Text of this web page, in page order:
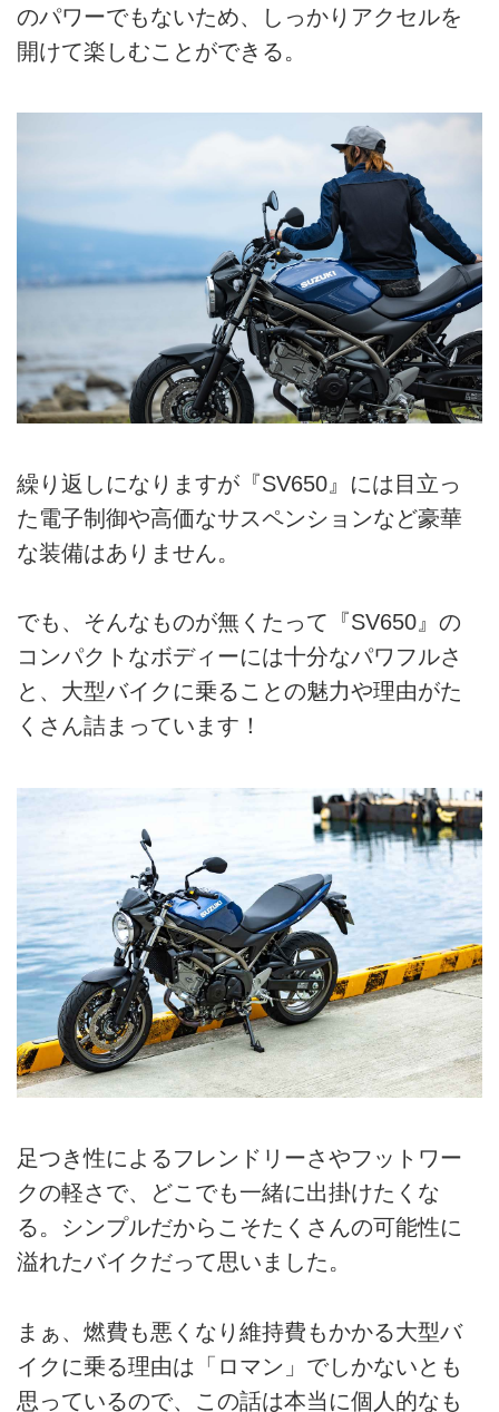
のパワーでもないため、しっかりアクセルを
開けて楽しむことができる。
繰り返しになりますが『SV650』には目立っ
た電子制御や高価なサスペンションなど豪華
な装備はありません。
でも、そんなものが無くたって『SV650』の
コンパクトなボディーには十分なパワフルさ
と、大型バイクに乗ることの魅力や理由がた
くさん詰まっています！
足つき性によるフレンドリーさやフットワー
クの軽さで、どこでも一緒に出掛けたくな
る。シンプルだからこそたくさんの可能性に
溢れたバイクだって思いました。
まぁ、燃費も悪くなり維持費もかかる大型バ
イクに乗る理由は「ロマン」でしかないとも
思っているので、この話は本当に個人的なも